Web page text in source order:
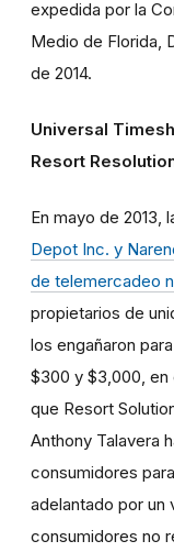
expedida por la
Medio de Florida,
de 2014.
Universal
Resort
En mayo de 2013,
Depot Inc. y
de telemercadeo
propietarios de
los engañaron
$300 y $3,000, en
que Resort
Anthony Talavera
consumidores
adelantado por un
consumidores no